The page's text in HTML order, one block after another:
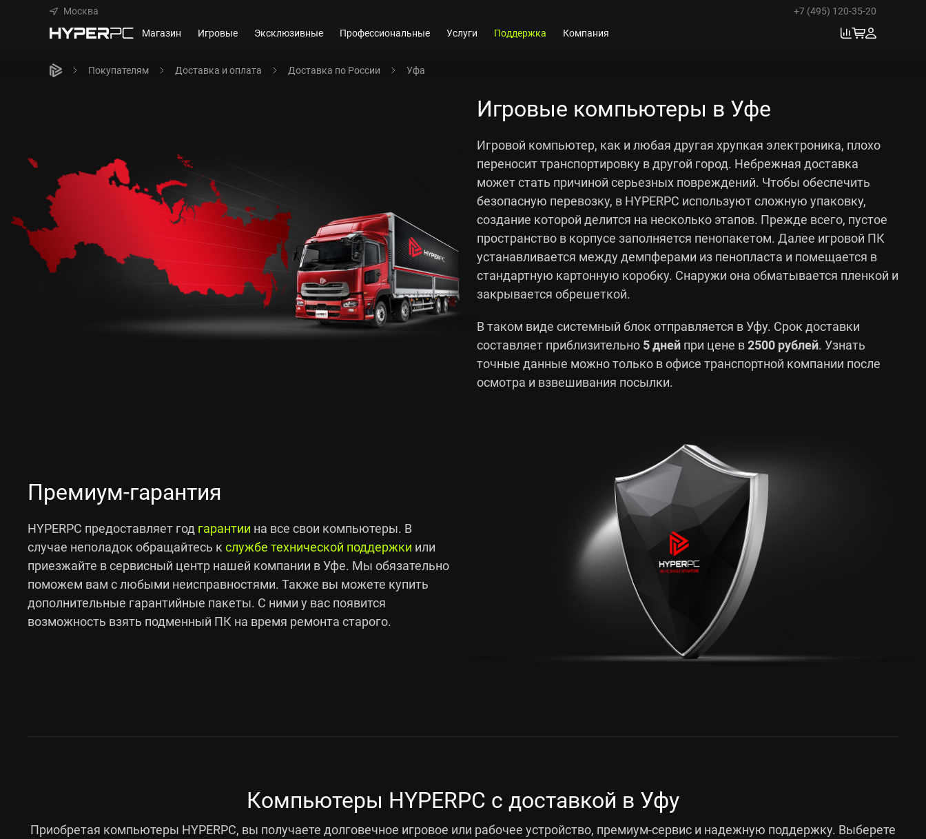
Москва
+7 (495) 120-35-20
Магазин
Игровые Эксклюзивные Профессиональные Услуги Поддержка Компания
Покупателям Доставка и оплата Доставка по России Уфа
Игровые компьютеры в Уфе
Игровой компьютер, как и любая другая хрупкая электроника, плохо
переносит транспортировку в другой город. Небрежная доставка
может стать причиной серьезных повреждений. Чтобы обеспечить
безопасную перевозку, в HYPERPC используют сложную упаковку,
создание которой делится на несколько этапов. Прежде всего, пустое
пространство в корпусе заполняется пенопакетом. Далее игровой ПК
устанавливается между демпферами из пенопласта и помещается в
стандартную картонную коробку. Снаружи она обматывается пленкой и
закрывается обрешеткой.
В таком виде системный блок отправляется в Уфу. Срок доставки
составляет приблизительно 5 дней при цене в2500 рублей. Узнать
точные данные можно только в офисе транспортной компании после
осмотра и взвешивания посылки.
Премиум-гарантия
HYPERPC предоставляет год гарантии на все свои компьютеры. В
случае неполадок обращайтесь к службе технической поддержки или
приезжайте в сервисный центр нашей компании в Уфе. Мы обязательно
поможем вам с любыми неисправностями. Также вы можете купить
дополнительные гарантийные пакеты. С ними у вас появится
возможность взять подменный ПК на время ремонта старого.
Компьютеры HYPERPC с доставкой в Уфу
Приобретая компьютеры HYPERPC, вы получаете долговечное игровое или рабочее устройство, премиум-сервис и надежную поддержку. Выберете